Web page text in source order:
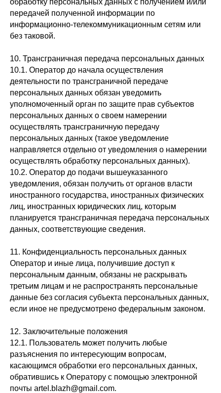
обработку персональных данных с получением и/или
передачей полученной информации по
информационно-телекоммуникационным сетям или
без таковой.
10. Трансграничная передача персональных данных
10.1. Оператор до начала осуществления
деятельности по трансграничной передаче
персональных данных обязан уведомить
уполномоченный орган по защите прав субъектов
персональных данных о своем намерении
осуществлять трансграничную передачу
персональных данных (такое уведомление
направляется отдельно от уведомления о намерении
осуществлять обработку персональных данных).
10.2. Оператор до подачи вышеуказанного
уведомления, обязан получить от органов власти
иностранного государства, иностранных физических
лиц, иностранных юридических лиц, которым
планируется трансграничная передача персональных
данных, соответствующие сведения.
11. Конфиденциальность персональных данных
Оператор и иные лица, получившие доступ к
персональным данным, обязаны не раскрывать
третьим лицам и не распространять персональные
данные без согласия субъекта персональных данных,
если иное не предусмотрено федеральным законом.
12. Заключительные положения
12.1. Пользователь может получить любые
разъяснения по интересующим вопросам,
касающимся обработки его персональных данных,
обратившись к Оператору с помощью электронной
почты artel.blazh@gmail.com.